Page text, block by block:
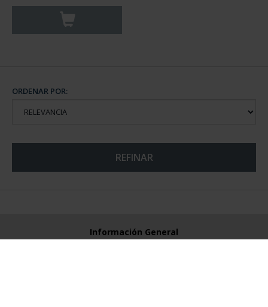
ORDENAR POR:
REFINAR
Información General